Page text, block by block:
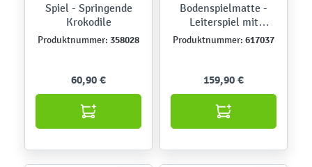
Spiel - Springende
Krokodile
Produktnummer: 358028
60,90 €
Bodenspielmatte -
Leiterspiel mit
Schlangen
Produktnummer: 617037
159,90 €